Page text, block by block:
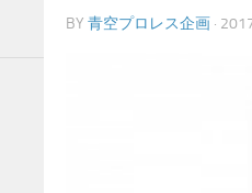
BY 青空プロレス企画 ·